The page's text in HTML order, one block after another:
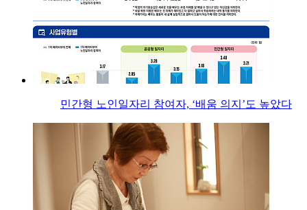
민간형 노인일자리 참여자, ‘배움 의지’도 높았다